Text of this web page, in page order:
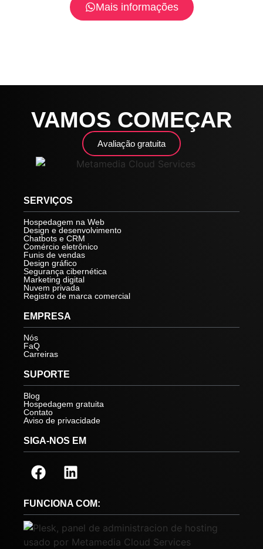
Mais informações
VAMOS COMEÇAR
Avaliação gratuita
SERVIÇOS
Hospedagem na Web
Design e desenvolvimento
Chatbots e CRM
Comércio eletrônico
Funis de vendas
Design gráfico
Segurança cibernética
Marketing digital
Nuvem privada
Registro de marca comercial
EMPRESA
Nós
FaQ
Carreiras
SUPORTE
Blog
Hospedagem gratuita
Contato
Aviso de privacidade
SIGA-NOS EM
FUNCIONA COM: